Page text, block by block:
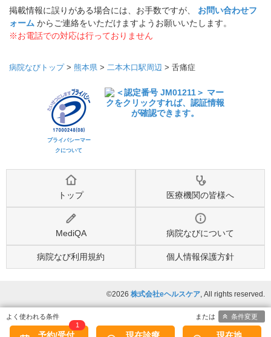
掲載情報に誤りがある場合には、お手数ですが、 お問い合わせフ
ォーム からご連絡をいただけますようお願いいたします。
※お電話での対応は行っておりません
病院なびトップ> 熊本県 > 二本木口駅周辺 > 舌痛症
プライバシーマー
クについて
トップ 医療機関の皆様へ
MediQA 病院なびについて
病院なび利用規約 個人情報保護方針
©2026 株式会社eヘルスケア, All rights reserved.
1
条件変更